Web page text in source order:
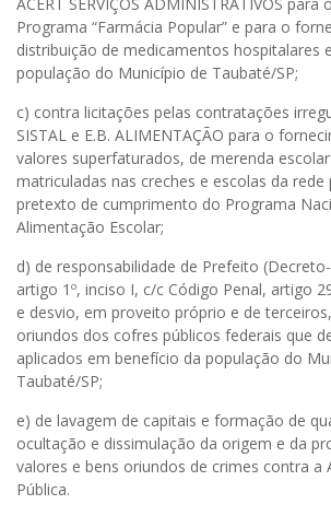
Programa “Farmácia Popular” e para o
distribuição de medicamentos hospitalares
população do Município de Taubaté/SP;
c) contra licitações pelas contratações
SISTAL e E.B. ALIMENTAÇÃO para o
valores superfaturados, de merenda
matriculadas nas creches e escolas da rede
pretexto de cumprimento do Programa
Alimentação Escolar;
d) de responsabilidade de Prefeito
artigo 1º, inciso I, c/c Código Penal, artigo
e desvio, em proveito próprio e de
oriundos dos cofres públicos federais que
aplicados em benefício da população do
Taubaté/SP;
e) de lavagem de capitais e formação de
ocultação e dissimulação da origem e da
valores e bens oriundos de crimes contra a
Pública.